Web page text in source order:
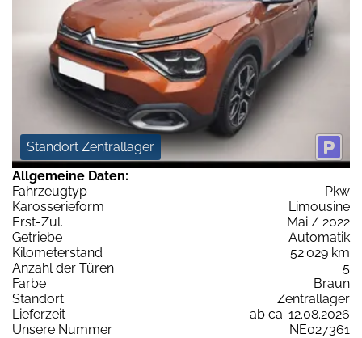
Standort Zentrallager
Allgemeine Daten:
Fahrzeugtyp
Pkw
Karosserieform
Limousine
Erst-Zul.
Mai / 2022
Getriebe
Automatik
Kilometerstand
52.029 km
Anzahl der Türen
5
Farbe
Braun
Standort
Zentrallager
Lieferzeit
ab ca. 12.08.2026
Unsere Nummer
NE027361